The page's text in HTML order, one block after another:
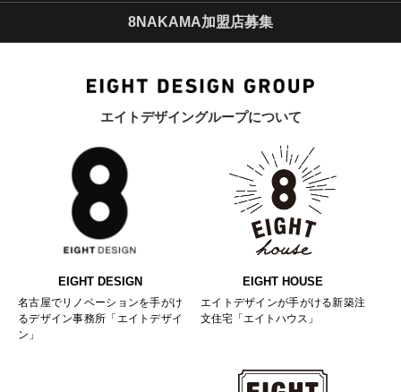
エイトデザイングループについて
EIGHT DESIGN
名古屋でリノベーションを手がけ
るデザイン事務所「エイトデザイ
ン」
EIGHT HOUSE
エイトデザインが手がける新築注
文住宅「エイトハウス」
8NAKAMA加盟店募集